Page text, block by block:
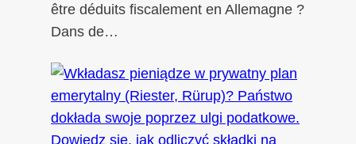
être déduits fiscalement en Allemagne ?
Dans de…